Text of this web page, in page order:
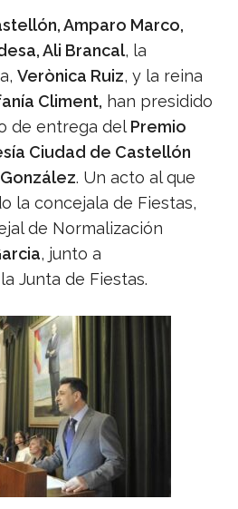
Amparo Marco,
Ali Brancal, la
Verònica Ruiz, y la reina
Climent, han presidido
de entrega del Premio
Ciudad de Castellón
. Un acto al que
la concejala de Fiestas,
de Normalización
, junto a
Junta de Fiestas.